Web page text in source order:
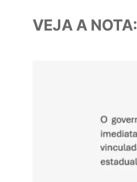
VEJA A NOTA: